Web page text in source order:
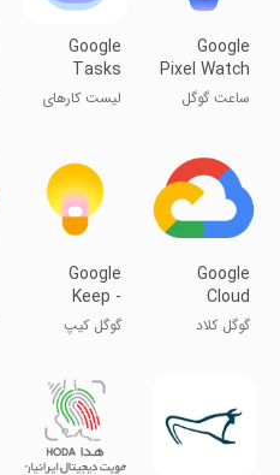
Google
Pixel Watch
ساعت گوگل
Google
Tasks
لیست کارهای
Google
Cloud
گوگل کلاد
Google
Keep -
Notes and
lists
گوگل کیپ